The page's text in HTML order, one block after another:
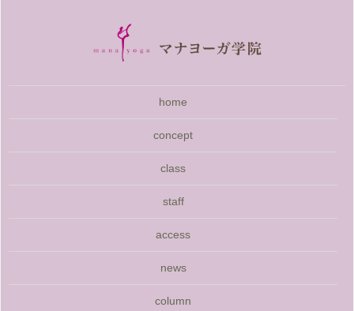
home
concept
class
staff
access
news
column